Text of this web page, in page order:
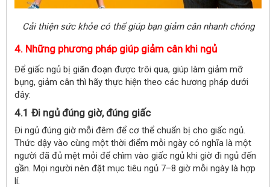
Cải thiện sức khỏe có thể giúp bạn giảm cân nhanh chóng
4. Những phương pháp giúp giảm cân khi ngủ
Để giấc ngủ bị giãn đoạn được trôi qua, giúp làm giảm mỡ
bụng, giảm cân thì hãy thực hiện theo các hương pháp dưới
đây:
4.1 Đi ngủ đúng giờ, đúng giấc
Đi ngủ đúng giờ mỗi đêm để cơ thể chuẩn bị cho giấc ngủ.
Thức dậy vào cùng một thời điểm mỗi ngày có nghĩa là một
người đã đủ mệt mỏi để chìm vào giấc ngủ khi giờ đi ngủ đến
gần. Mọi người nên đặt mục tiêu ngủ 7–8 giờ mỗi ngày là hợp
lí.